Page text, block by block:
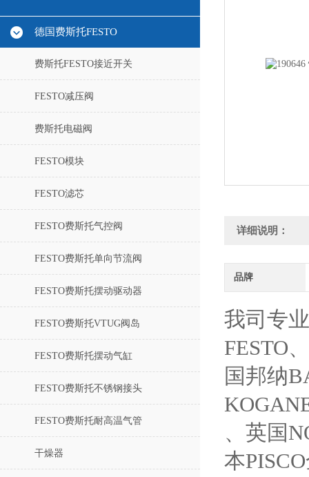
德国费斯托FESTO
费斯托FESTO接近开关
FESTO减压阀
费斯托电磁阀
FESTO模块
FESTO滤芯
FESTO费斯托气控阀
FESTO费斯托单向节流阀
FESTO费斯托摆动驱动器
FESTO费斯托VTUG阀岛
FESTO费斯托摆动气缸
FESTO费斯托不锈钢接头
FESTO费斯托耐高温气管
干燥器
详细说明：
品牌
我司专
FESTO
国邦纳
、英国
本